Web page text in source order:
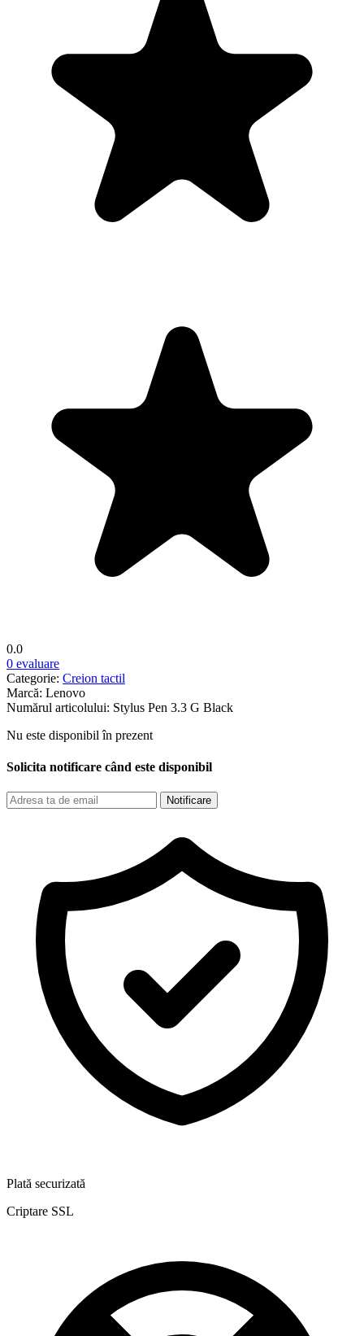
0.0
0 evaluare
Categorie: Creion tactil
Marcă: Lenovo
Numărul articolului: Stylus Pen 3.3 G Black
Nu este disponibil în prezent
Solicita notificare când este disponibil
Notificare
Plată securizată
Criptare SSL